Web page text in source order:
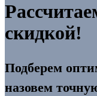
скидкой!
Подберем
назовем